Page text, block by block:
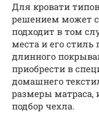
Для кровати
решением может
подходит в том
места и его
длинного
приобрести в
домашнего
размеры матраса,
подбор чехла.